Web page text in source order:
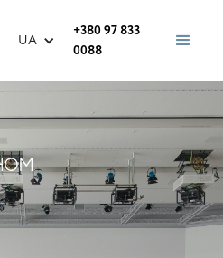
UA
+380 97 833
0088